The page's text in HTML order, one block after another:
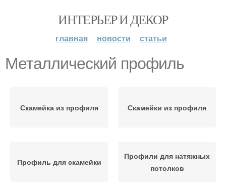
ИНТЕРЬЕР И ДЕКОР
главная новости статьи
Металлический профиль
Скамейка из профиля Скамейки из профиля
Профиль для скамейки
Профили для натяжных
потолков